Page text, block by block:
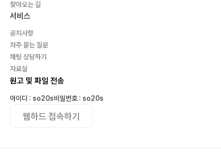
제9부 제일은행 런던 지점장 부임
다시 런던으로_166
런던 금융시장 그리고 미래_176
영국 국내외 여행 재조명_185
제10부 제일은행 국제 금융부 발족
다시 서울로_196
찾아오는 길
서비스
공지사항
자주 묻는 질문
채팅 상담하기
자료실
원고 및 파일 전송
아이디 : so20s비밀번호 : so20s
웹하드 접속하기